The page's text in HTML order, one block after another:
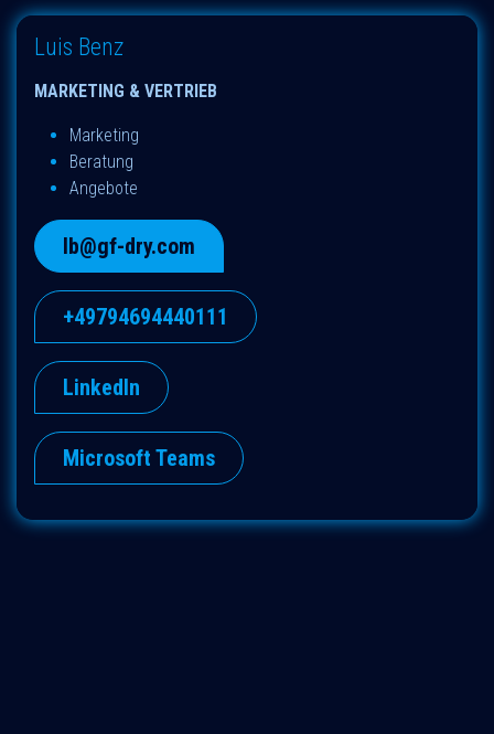
Luis Benz
MARKETING & VERTRIEB
Marketing
Beratung
Angebote
lb@gf-dry.com
+49794694440111
LinkedIn
Microsoft Teams